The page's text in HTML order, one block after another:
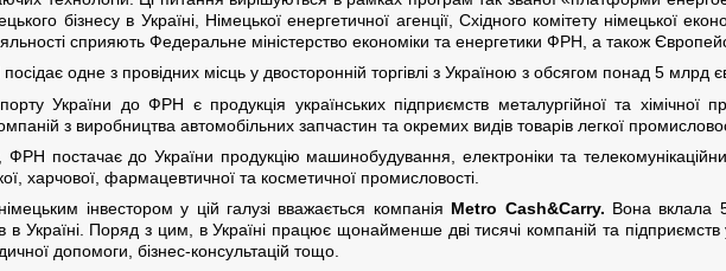
бізнесу в Україні, Німецької енергетичної агенції, Східного комітету німецької
сприяють Федеральне міністерство економіки та енергетики ФРН, а також
одне з провідних місць у двосторонній торгівлі з Україною з обсягом понад 5 млрд
України до ФРН є продукція українських підприємств металургійної та хімічної
з виробництва автомобільних запчастин та окремих видів товарів легкої
постачає до України продукцію машинобудування, електроніки та
харчової, фармацевтичної та косметичної промисловості.
інвестором у цій галузі вважається компанія Metro Cash&Carry. Вона вклала
в Україні. Поряд з цим, в Україні працює щонайменше дві тисячі компаній та підприємств у
допомоги, бізнес-консультацій тощо.